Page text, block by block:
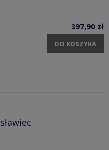
397,90 zł
DO KOSZYKA